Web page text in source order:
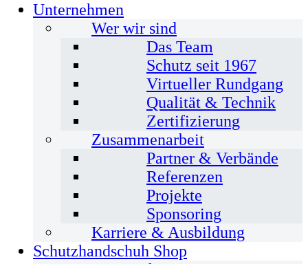
Unternehmen
Wer wir sind
Das Team
Schutz seit 1967
Virtueller Rundgang
Qualität & Technik
Zertifizierung
Zusammenarbeit
Partner & Verbände
Referenzen
Projekte
Sponsoring
Karriere & Ausbildung
Schutzhandschuh Shop